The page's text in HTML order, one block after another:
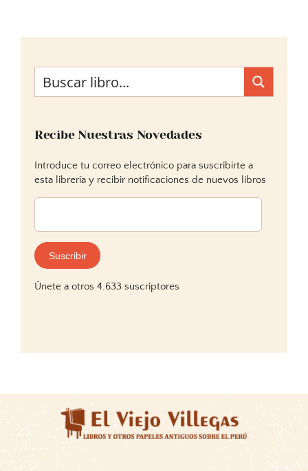
Recibe Nuestras Novedades
Introduce tu correo electrónico para suscribirte a
esta librería y recibir notificaciones de nuevos libros
Dirección
correo
electrónico:
Suscribir
Únete a otros 4.633 suscriptores